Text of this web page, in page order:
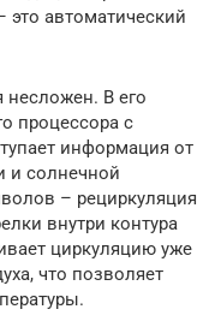
это автоматический
несложен. В его
процессора с
информация от
и солнечной
– рециркуляция
внутри контура
циркуляцию уже
что позволяет